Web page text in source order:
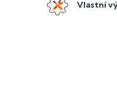
Vlastní